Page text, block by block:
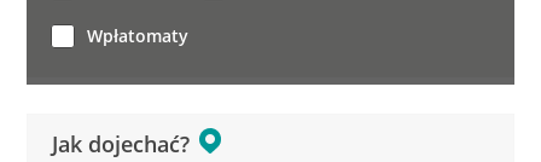
Jak dojechać?
Wpłatomaty